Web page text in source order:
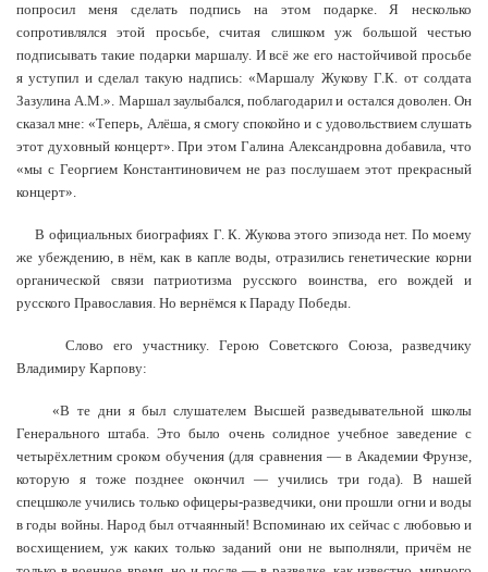
попросил меня сделать подпись на этом подарке. Я несколько
сопротивлялся этой просьбе, считая слишком уж большой честью
подписывать такие подарки маршалу. И всё же его настойчивой просьбе
я уступил и сделал такую надпись: «Маршалу Жукову Г.К. от солдата
Зазулина А.М.». Маршал заулыбался, поблагодарил и остался доволен. Он
сказал мне: «Теперь, Алёша, я смогу спокойно и с удовольствием слушать
этот духовный концерт». При этом Галина Александровна добавила, что
«мы с Георгием Константиновичем не раз послушаем этот прекрасный
концерт».
В официальных биографиях Г. К. Жукова этого эпизода нет. По моему
же убеждению, в нём, как в капле воды, отразились генетические корни
органической связи патриотизма русского воинства, его вождей и
русского Православия. Но вернёмся к Параду Победы.
Слово его участнику. Герою Советского Союза, разведчику
Владимиру Карпову:
«В те дни я был слушателем Высшей разведывательной школы
Генерального штаба. Это было очень солидное учебное заведение с
четырёхлетним сроком обучения (для сравнения — в Академии Фрунзе,
которую я тоже позднее окончил — учились три года). В нашей
спецшколе учились только офицеры-разведчики, они прошли огни и воды
в годы войны. Народ был отчаянный! Вспоминаю их сейчас с любовью и
восхищением, уж каких только заданий они не выполняли, причём не